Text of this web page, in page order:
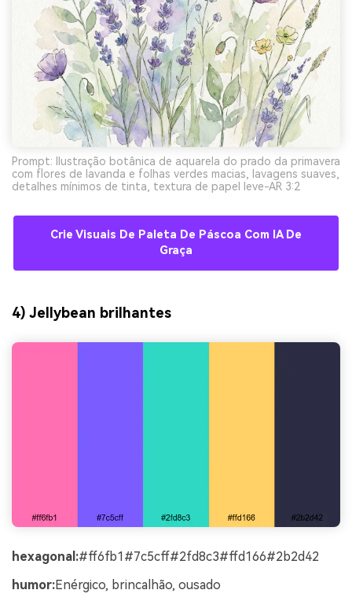
Prompt: Ilustração botânica de aquarela do prado da primavera
com flores de lavanda e folhas verdes macias, lavagens suaves,
detalhes mínimos de tinta, textura de papel leve-AR 3:2
Crie Visuais De Paleta De Páscoa Com IA De
Graça
4) Jellybean brilhantes
hexagonal:#ff6fb1#7c5cff#2fd8c3#ffd166#2b2d42
humor:Enérgico, brincalhão, ousado